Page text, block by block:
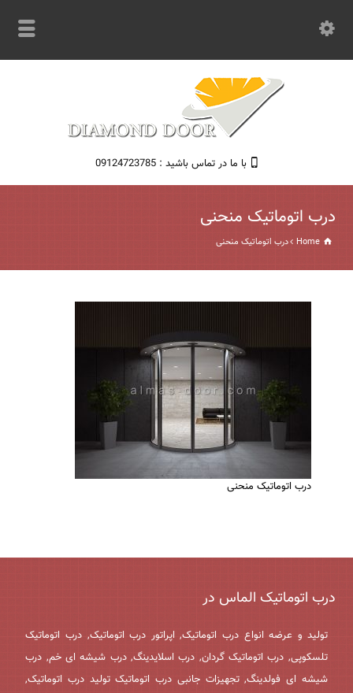
با ما در تماس باشید : 09124723785
درب اتوماتیک منحنی
Home درب اتوماتیک منحنی
درب اتوماتیک منحنی
درب اتوماتیک الماس در
تولید و عرضه انواع درب اتوماتیک, اپراتور درب اتوماتیک, درب اتوماتیک
تلسکوپی, درب اتوماتیک گردان, درب اسلایدینگ, درب شیشه ای خم, درب
شیشه ای فولدینگ, تجهیزات جانبی درب اتوماتیک تولید درب اتوماتیک,